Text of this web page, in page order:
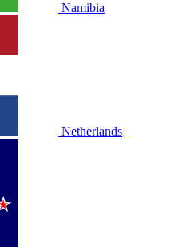
Namibia
Netherlands